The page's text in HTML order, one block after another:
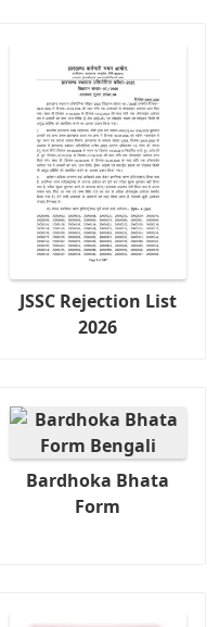
JSSC Rejection List
2026
Bardhoka Bhata
Form